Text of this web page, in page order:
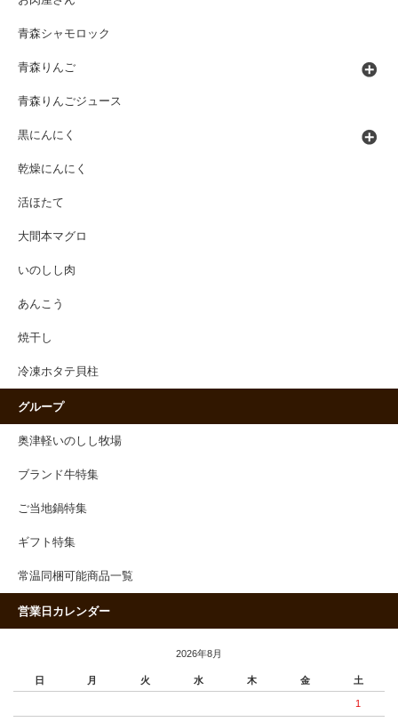
青森シャモロック
青森りんご
青森りんごジュース
黒にんにく
乾燥にんにく
活ほたて
大間本マグロ
いのしし肉
あんこう
焼干し
冷凍ホタテ貝柱
グループ
奥津軽いのしし牧場
ブランド牛特集
ご当地鍋特集
ギフト特集
常温同梱可能商品一覧
営業日カレンダー
2026年8月
日 月 火 水 木 金 土
1